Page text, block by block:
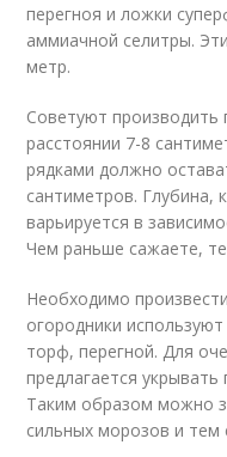
перегноя и ложки
аммиачной селитры.
метр.
Советуют производить
расстоянии 7-8
рядками должно
сантиметров. Глубина,
варьируется в
Чем раньше сажаете,
Необходимо
огородники
торф, перегной. Для
предлагается
Таким образом можно
сильных морозов и тем